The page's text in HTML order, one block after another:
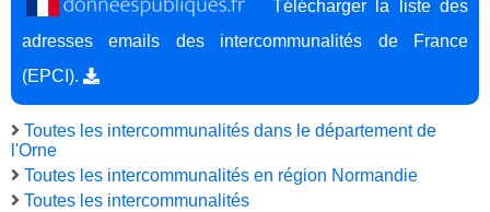
Télécharger la liste des
adresses emails des intercommunalités de France
(EPCI).
Toutes les intercommunalités dans le département de
l'Orne
Toutes les intercommunalités en région Normandie
Toutes les intercommunalités